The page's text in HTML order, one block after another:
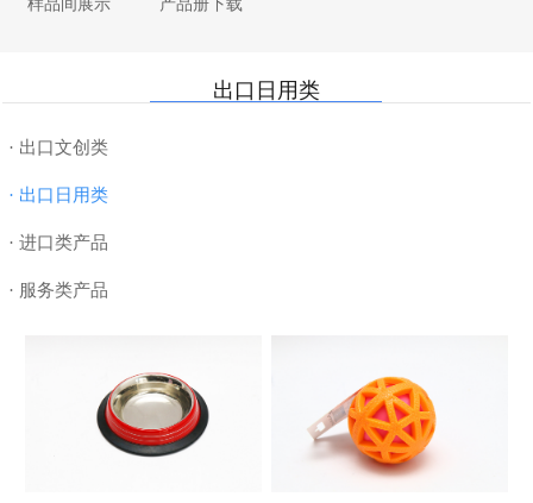
样品间展示 产品册下载
· 书写工具
· 家纺
· 电器数码
· 7000平米样品间
出口日用类
· 出口文创类
· 出口日用类
· 进口类产品
· 服务类产品